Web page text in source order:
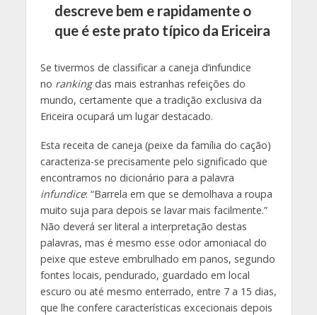
descreve bem e rapidamente o
que é este prato típico da Ericeira
Se tivermos de classificar a caneja d’infundice
no rankingdas mais estranhas refeições do
mundo, certamente que a tradição exclusiva da
Ericeira ocupará um lugar destacado.
Esta receita de caneja (peixe da família do cação)
caracteriza-se precisamente pelo significado que
encontramos no dicionário para a palavra
infundice: “Barrela em que se demolhava a roupa
muito suja para depois se lavar mais facilmente.”
Não deverá ser literal a interpretação destas
palavras, mas é mesmo esse odor amoniacal do
peixe que esteve embrulhado em panos, segundo
fontes locais, pendurado, guardado em local
escuro ou até mesmo enterrado, entre 7 a 15 dias,
que lhe confere características excecionais depois